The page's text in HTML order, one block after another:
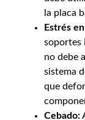
la placa
Estrés
soportes
no debe
sistema
que
Cebado: